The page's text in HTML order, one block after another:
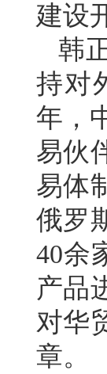
建设
韩
持对
年，
易伙
易体
俄罗
40余
产品
对华
章。